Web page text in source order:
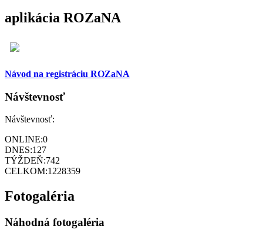
aplikácia ROZaNA
Návod na registráciu ROZaNA
Návštevnosť
Návštevnosť:
ONLINE:0
DNES:127
TÝŽDEŇ:742
CELKOM:1228359
Fotogaléria
Náhodná fotogaléria